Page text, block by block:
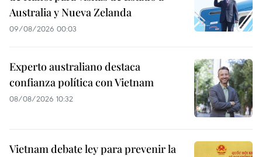
Australia y Nueva Zelanda
09/08/2026 00:03
Experto australiano destaca
confianza política con Vietnam
08/08/2026 10:32
Vietnam debate ley para prevenir la